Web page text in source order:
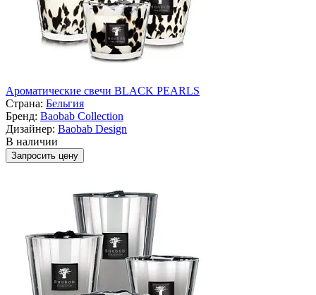
Ароматические свечи BLACK PEARLS
Страна: Бельгия
Бренд: Baobab Collection
Дизайнер: Baobab Design
В наличии
Запросить цену